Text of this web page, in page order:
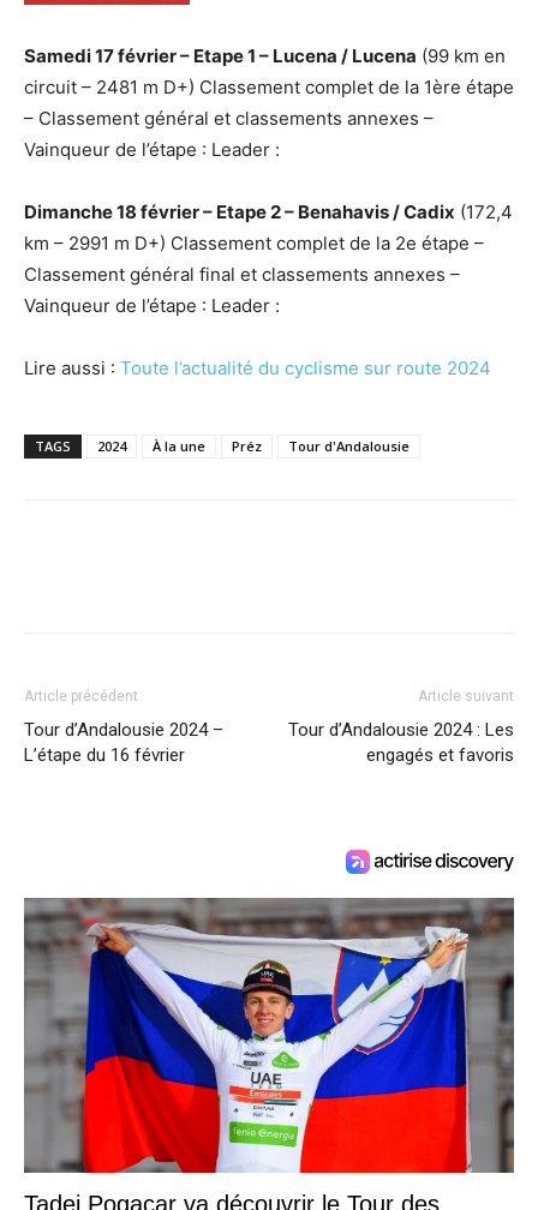
Samedi 17 février – Etape 1 – Lucena / Lucena (99 km en
circuit – 2481 m D+) Classement complet de la 1ère étape
– Classement général et classements annexes –
Vainqueur de l’étape : Leader :
Dimanche 18 février – Etape 2 – Benahavis / Cadix (172,4
km – 2991 m D+) Classement complet de la 2e étape –
Classement général final et classements annexes –
Vainqueur de l’étape : Leader :
Lire aussi : Toute l’actualité du cyclisme sur route 2024
TAGS 2024 À la une Préz Tour d'Andalousie
Article précédent
Tour d’Andalousie 2024 –
L’étape du 16 février
Article suivant
Tour d’Andalousie 2024 : Les
engagés et favoris
Tadej Pogacar va découvrir le Tour des